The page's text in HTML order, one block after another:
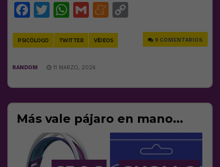
Facebook
Twitter
WhatsApp
GmailMeneame
PSICÓLOGO TWITTER VÍDEOS 9 COMENTARIOS
RANDOM 11 MARZO, 2026